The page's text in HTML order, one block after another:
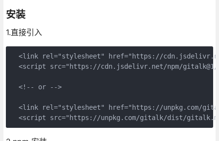
安装
1.直接引入
<link rel="stylesheet" href="https://
<script src="https://cdn.jsdelivr.net/npm/
  <!-- or -->
<link rel="stylesheet" href="https://unpkg.com/
<script src="https://unpkg.com/gitalk/dist/